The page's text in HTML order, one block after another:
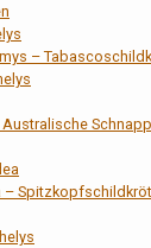
–
–